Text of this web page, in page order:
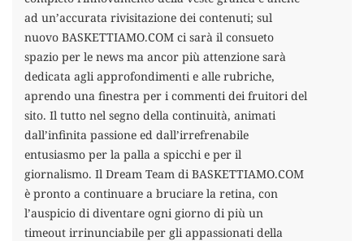
ad un’accurata rivisitazione dei contenuti; sul
nuovo BASKETTIAMO.COM ci sarà il consueto
spazio per le news ma ancor più attenzione sarà
dedicata agli approfondimenti e alle rubriche,
aprendo una finestra per i commenti dei fruitori del
sito. Il tutto nel segno della continuità, animati
dall’infinita passione ed dall’irrefrenabile
entusiasmo per la palla a spicchi e per il
giornalismo. Il Dream Team di BASKETTIAMO.COM
è pronto a continuare a bruciare la retina, con
l’auspicio di diventare ogni giorno di più un
timeout irrinunciabile per gli appassionati della